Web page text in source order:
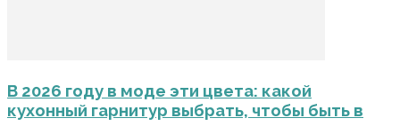
В 2026 году в моде эти цвета: какой
кухонный гарнитур выбрать, чтобы быть в